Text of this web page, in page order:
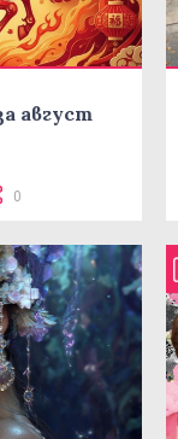
август
0